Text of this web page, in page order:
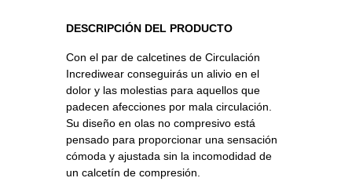
DESCRIPCIÓN DEL PRODUCTO
Con el par de calcetines de Circulación
Incrediwear conseguirás un alivio en el
dolor y las molestias para aquellos que
padecen afecciones por mala circulación.
Su diseño en olas no compresivo está
pensado para proporcionar una sensación
cómoda y ajustada sin la incomodidad de
un calcetín de compresión.